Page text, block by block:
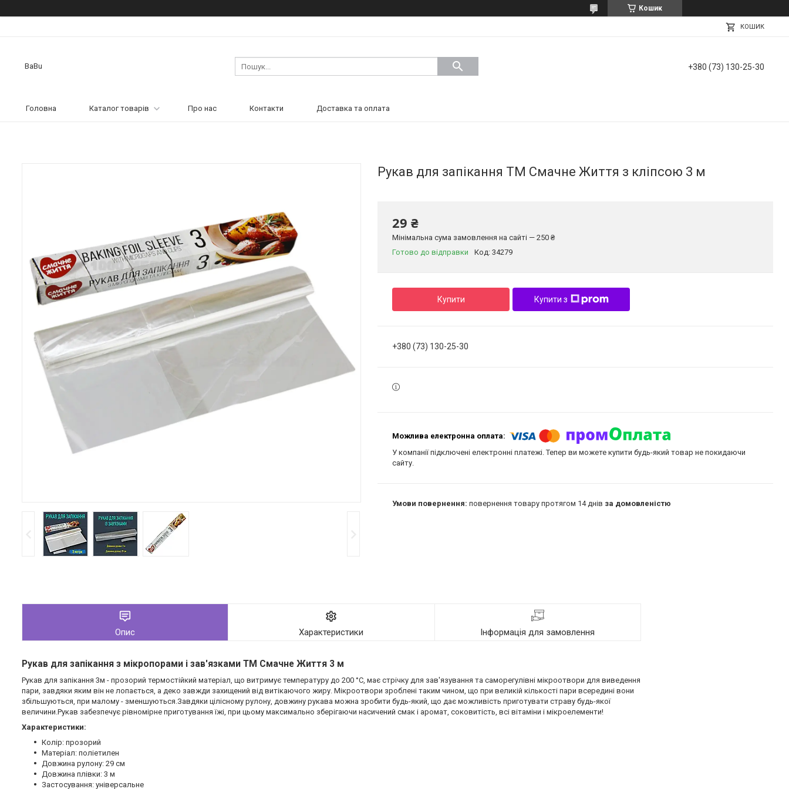
Кошик
КОШИК
BaBu +380 (73) 130-25-30
Головна Каталог товарів Про нас Контакти Доставка та оплата
Рукав для запікання ТМ Смачне Життя з кліпсою 3 м
29 ₴
Мінімальна сума замовлення на сайті — 250 ₴
Готово до відправки
Код: 34279
Купити Купити з
+380 (73) 130-25-30
У компанії підключені електронні платежі. Тепер ви можете купити будь-який товар не покидаючи
сайту.
повернення товару протягом 14 днів за домовленістю
Опис Характеристики Інформація для замовлення
Рукав для запікання з мікропорами і зав'язками ТМ Смачне Життя 3 м
Рукав для запікання 3м - прозорий термостійкий матеріал, що витримує температуру до 200 °С, має стрічку для зав'язування та саморегулівні мікроотвори для виведення
пари, завдяки яким він не лопається, а деко завжди захищений від витікаючого жиру. Мікроотвори зроблені таким чином, що при великій кількості пари всередині вони
збільшуються, при малому - зменшуються.Завдяки цілісному рулону, довжину рукава можна зробити будь-який, що дає можливість приготувати страву будь-якої
величини.Рукав забезпечує рівномірне приготування їжі, при цьому максимально зберігаючи насичений смак і аромат, соковитість, всі вітаміни і мікроелементи!
Характеристики:
Колір: прозорий
Матеріал: поліетилен
Довжина рулону: 29 см
Довжина плівки: 3 м
Застосування: універсальне